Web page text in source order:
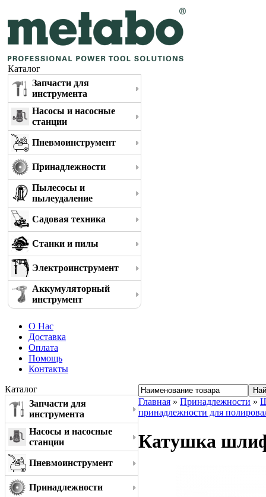
Каталог
Запчасти для
инструмента
Насосы и насосные
станции
Пневмоинструмент
Принадлежности
Пылесосы и
пылеудаление
Садовая техника
Станки и пилы
Электроинструмент
Аккумуляторный
инструмент
О Нас
Доставка
Оплата
Помощь
Контакты
Каталог
Запчасти для
инструмента
Насосы и насосные
станции
Пневмоинструмент
Принадлежности
Главная » Принадлежности »
принадлежности для
Катушка